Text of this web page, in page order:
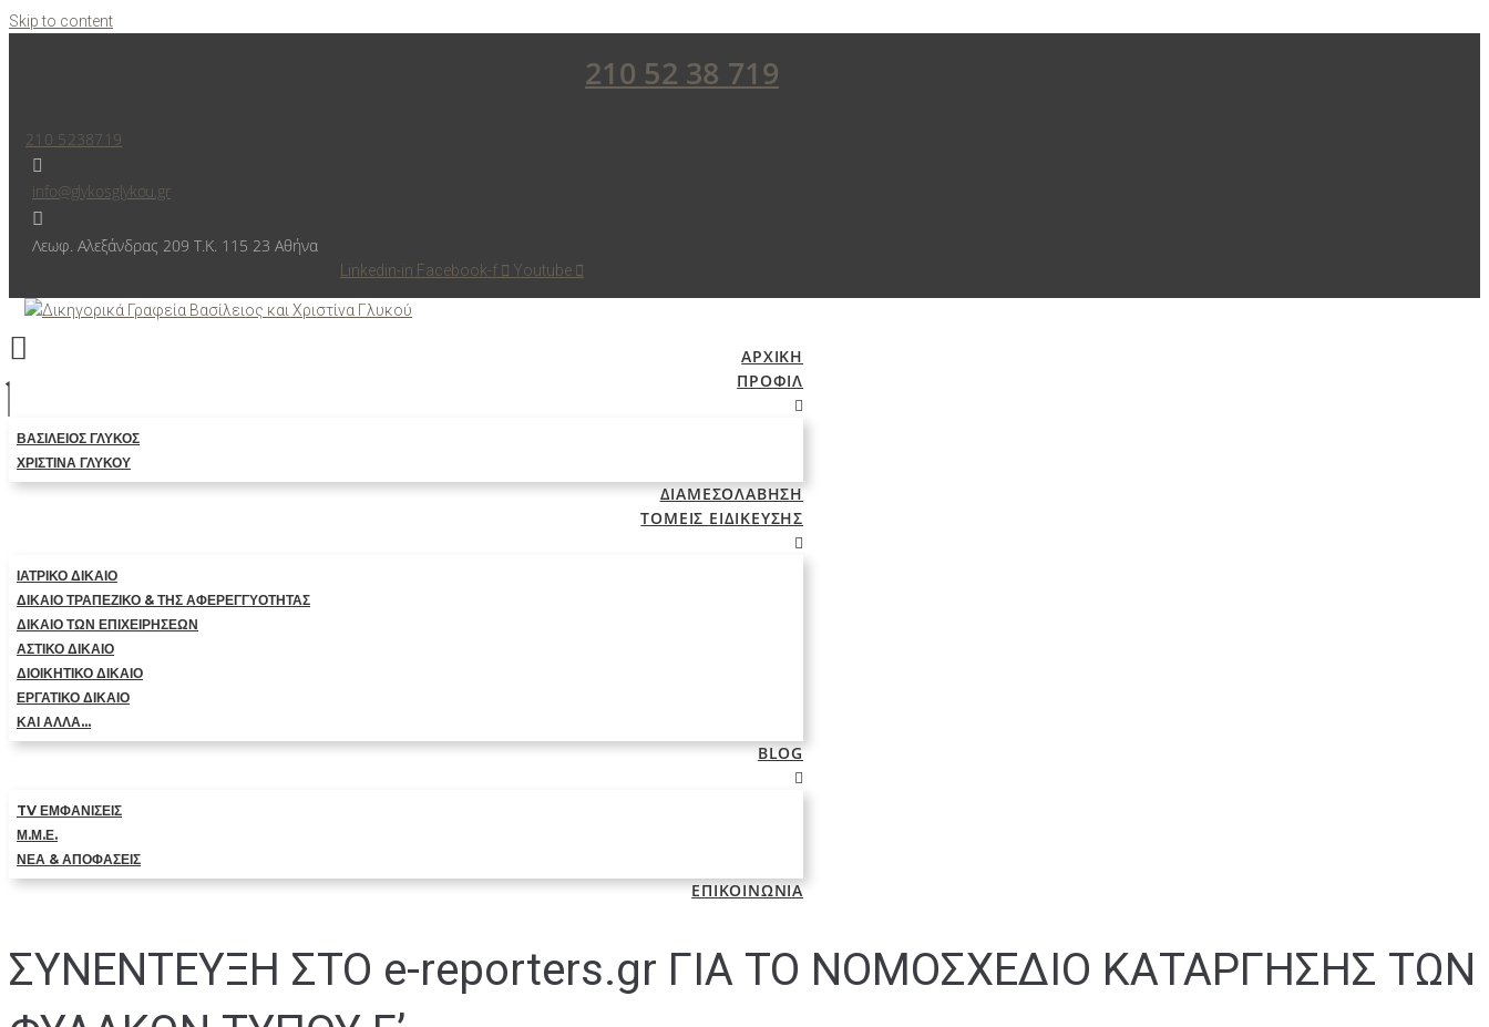
Skip to content
210 52 38 719
210 5238719
info@glykosglykou.gr
Λεωφ. Αλεξάνδρας 209 Τ.Κ. 115 23 Αθήνα
Linkedin-in Facebook-f Youtube
ΑΡΧΙΚΗ
ΠΡΟΦΙΛ
ΒΑΣΊΛΕΙΟΣ ΓΛΥΚΌΣ
ΧΡΙΣΤΊΝΑ ΓΛΥΚΟΎ
ΔΙΑΜΕΣΟΛΑΒΗΣΗ
ΤΟΜΕΙΣ ΕΙΔΙΚΕΥΣΗΣ
ΙΑΤΡΙΚΟ ΔΙΚΑΙΟ
ΔΙΚΑΙΟ ΤΡΑΠΕΖΙΚΟ & ΤΗΣ ΑΦΕΡΕΓΓΥΟΤΗΤΑΣ
ΔΙΚΑΙΟ ΤΩΝ ΕΠΙΧΕΙΡΗΣΕΩΝ
ΑΣΤΙΚΟ ΔΙΚΑΙΟ
ΔΙΟΙΚΗΤΙΚΟ ΔΙΚΑΙΟ
ΕΡΓΑΤΙΚΟ ΔΙΚΑΙΟ
ΚΑΙ ΑΛΛΑ…
BLOG
TV ΕΜΦΑΝΙΣΕΙΣ
Μ.Μ.Ε.
ΝΕΑ & ΑΠΟΦΑΣΕΙΣ
ΕΠΙΚΟΙΝΩΝΙΑ
ΣΥΝΕΝΤΕΥΞΗ ΣΤΟ e-reporters.gr ΓΙΑ ΤΟ ΝΟΜΟΣΧΕΔΙΟ ΚΑΤΑΡΓΗΣΗΣ ΤΩΝ